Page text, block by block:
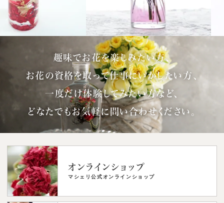
趣味でお花を楽しみたい方、
お花の資格を取って仕事にいかしたい方、
一度だけ体験してみたい方など、
どなたでもお気軽に問い合わせください。
オンラインショップ
マシェリ公式オンラインショップ